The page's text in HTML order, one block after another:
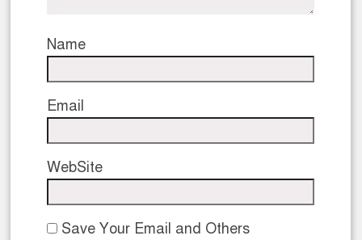
Name
Email
WebSite
Save Your Email and Others